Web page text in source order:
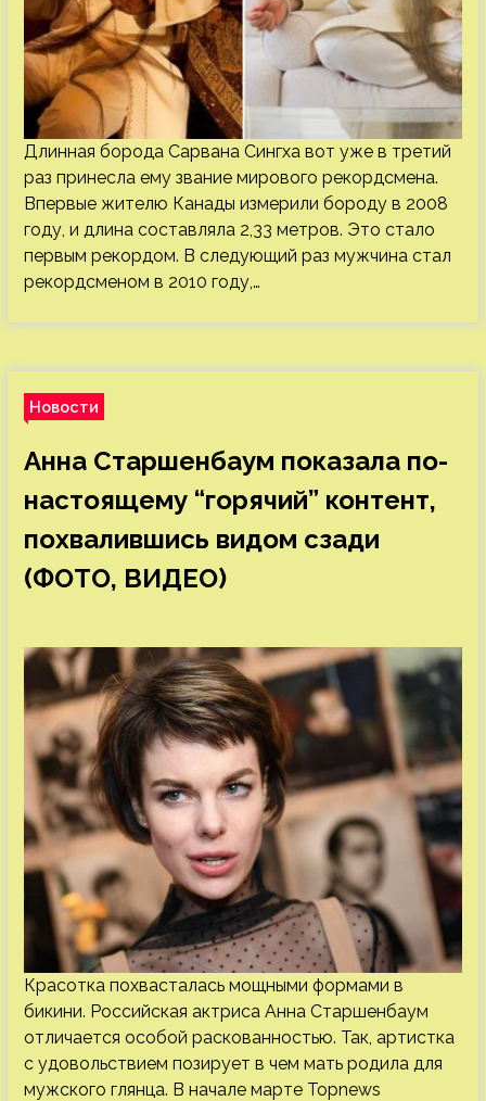
Длинная борода Сарвана Сингха вот уже в третий
раз принесла ему звание мирового рекордсмена.
Впервые жителю Канады измерили бороду в 2008
году, и длина составляла 2,33 метров. Это стало
первым рекордом. В следующий раз мужчина стал
рекордсменом в 2010 году,…
Новости
Анна Старшенбаум показала по-
настоящему “горячий” контент,
похвалившись видом сзади
(ФОТО, ВИДЕО)
Красотка похвасталась мощными формами в
бикини. Российская актриса Анна Старшенбаум
отличается особой раскованностью. Так, артистка
с удовольствием позирует в чем мать родила для
мужского глянца. В начале марте Topnews